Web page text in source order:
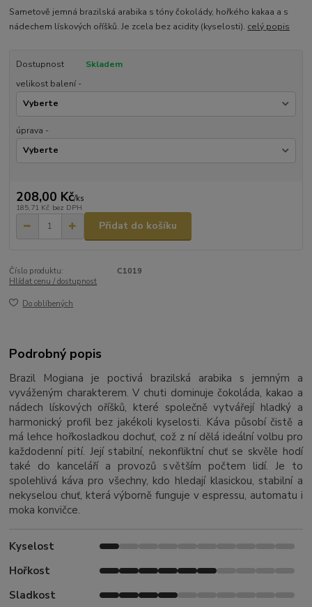
Sametově jemná brazilská arabika s tóny čokolády, hořkého kakaa a s
nádechem lískových oříšků. Je zcela bez acidity (kyselosti). celý popis
Dostupnost
Skladem
velikost balení -
úprava -
208,00 Kč/ks
185,71 Kč bez DPH
Přidat do košíku
Číslo produktu:
C1019
Hlídat cenu / dostupnost
Do oblíbených
Podrobný popis
Brazil Mogiana je poctivá brazilská arabika s jemným a
vyváženým charakterem. V chuti dominuje čokoláda, kakao a
nádech lískových oříšků, které společně vytvářejí hladký a
harmonický profil bez jakékoli kyselosti. Káva působí čistě a
má lehce hořkosladkou dochuť, což z ní dělá ideální volbu pro
každodenní pití. Její stabilní, nekonfliktní chuť se skvěle hodí
také do kanceláří a provozů s větším počtem lidí. Je to
spolehlivá káva pro všechny, kdo hledají klasickou, stabilní a
nekyselou chuť, která výborně funguje v espressu, automatu i
moka konvičce.
Kyselost
Hořkost
Sladkost